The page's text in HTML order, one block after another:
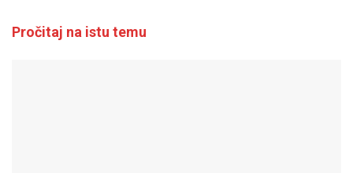
Pročitaj na istu temu